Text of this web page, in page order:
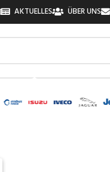
AKTUELLES ÜBER UNS